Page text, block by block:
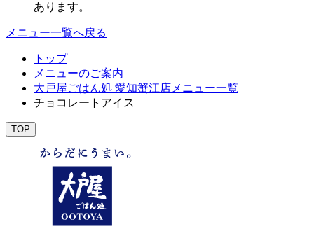
あります。
メニュー一覧へ戻る
トップ
メニューのご案内
大戸屋ごはん処 愛知蟹江店メニュー一覧
チョコレートアイス
TOP